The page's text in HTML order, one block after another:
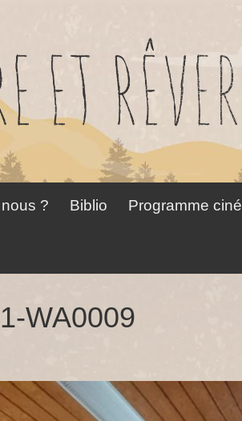
? Biblio Programme ciné
WA0009